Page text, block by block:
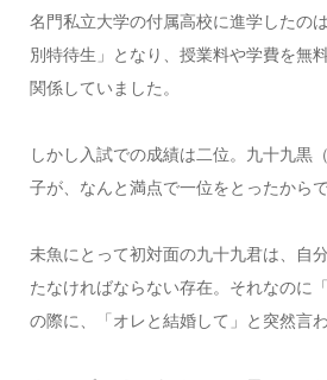
名門私立大学の付属高校に進学したの
別特待生」となり、授業料や学費を無
関係していました。
しかし入試での成績は二位。九十九黒
子が、なんと満点で一位をとったからで
未魚にとって初対面の九十九君は、自
たなければならない存在。それなのに
の際に、「オレと結婚して」と突然言